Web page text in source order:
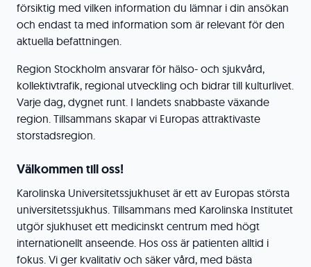
försiktig med vilken information du lämnar i din ansökan
och endast ta med information som är relevant för den
aktuella befattningen.
Region Stockholm ansvarar för hälso- och sjukvård,
kollektivtrafik, regional utveckling och bidrar till kulturlivet.
Varje dag, dygnet runt. I landets snabbaste växande
region. Tillsammans skapar vi Europas attraktivaste
storstadsregion.
Välkommen till oss!
Karolinska Universitetssjukhuset är ett av Europas största
universitetssjukhus. Tillsammans med Karolinska Institutet
utgör sjukhuset ett medicinskt centrum med högt
internationellt anseende. Hos oss är patienten alltid i
fokus. Vi ger kvalitativ och säker vård, med bästa